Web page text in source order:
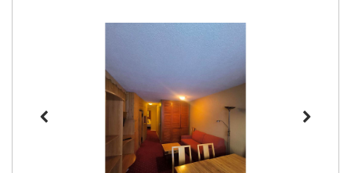
Ponte di Legno fra DKK 4.745
Sauze dOulx fra DKK 4.045
Arabba fra DKK 7.045
La Thuile fra DKK 4.595
Val Thorens fra DKK 5.395
Cervinia fra DKK 5.295
Bad Hofgastein fra DKK 5.495